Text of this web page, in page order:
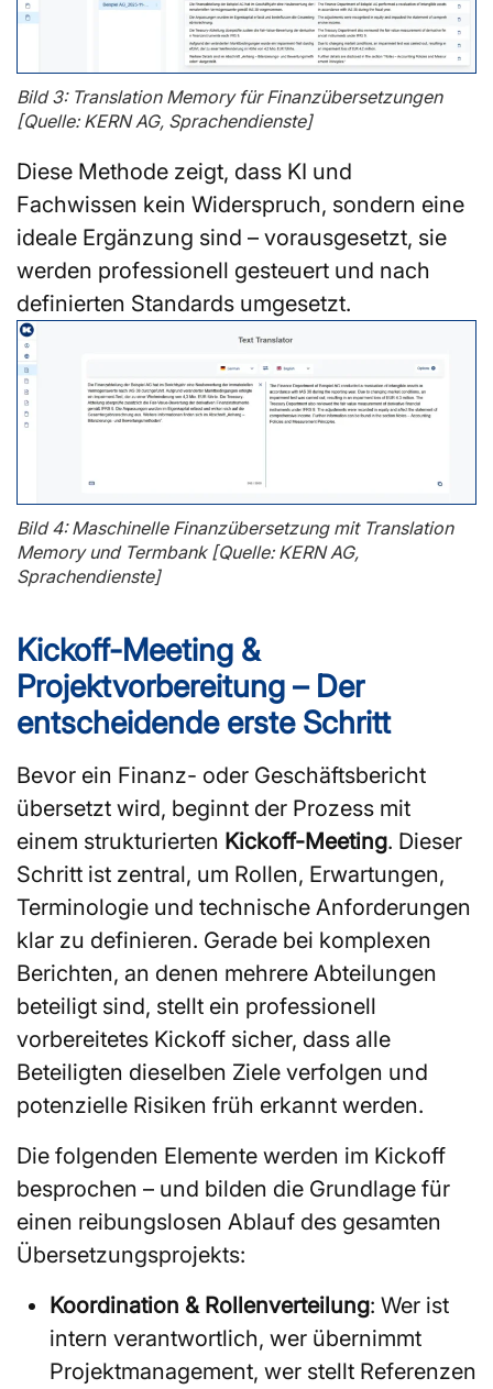
Bild 3: Translation Memory für Finanzübersetzungen
[Quelle: KERN AG, Sprachendienste]
Diese Methode zeigt, dass KI und
Fachwissen kein Widerspruch, sondern eine
ideale Ergänzung sind – vorausgesetzt, sie
werden professionell gesteuert und nach
definierten Standards umgesetzt.
Bild 4: Maschinelle Finanzübersetzung mit Translation
Memory und Termbank [Quelle: KERN AG,
Sprachendienste]
Kickoff-Meeting &
Projektvorbereitung – Der
entscheidende erste Schritt
Bevor ein Finanz- oder Geschäftsbericht
übersetzt wird, beginnt der Prozess mit
einem strukturierten Kickoff-Meeting. Dieser
Schritt ist zentral, um Rollen, Erwartungen,
Terminologie und technische Anforderungen
klar zu definieren. Gerade bei komplexen
Berichten, an denen mehrere Abteilungen
beteiligt sind, stellt ein professionell
vorbereitetes Kickoff sicher, dass alle
Beteiligten dieselben Ziele verfolgen und
potenzielle Risiken früh erkannt werden.
Die folgenden Elemente werden im Kickoff
besprochen – und bilden die Grundlage für
einen reibungslosen Ablauf des gesamten
Übersetzungsprojekts:
Koordination & Rollenverteilung: Wer ist
intern verantwortlich, wer übernimmt
Projektmanagement, wer stellt Referenzen